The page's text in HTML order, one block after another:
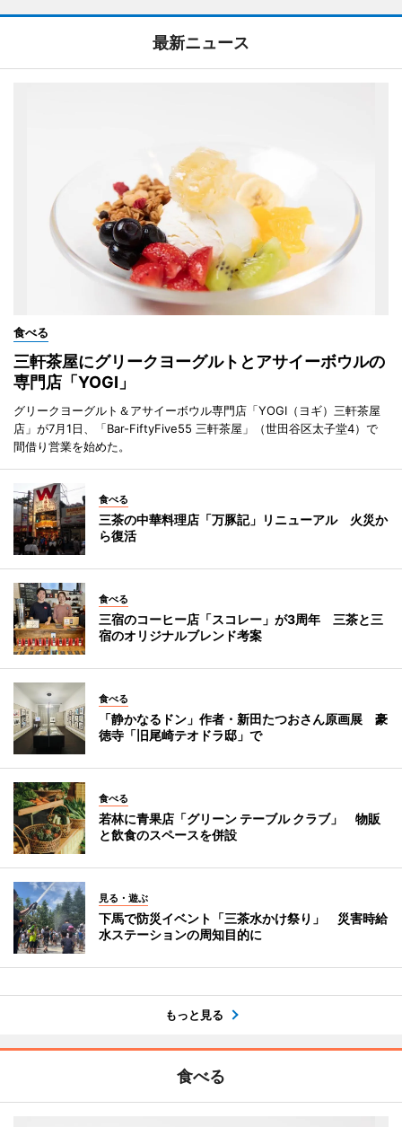
最新ニュース
食べる
三軒茶屋にグリークヨーグルトとアサイーボウルの
専門店「YOGI」
グリークヨーグルト＆アサイーボウル専門店「YOGI（ヨギ）三軒茶屋
店」が7月1日、「Bar-FiftyFive55 三軒茶屋」（世田谷区太子堂4）で
間借り営業を始めた。
食べる
三茶の中華料理店「万豚記」リニューアル 火災か
ら復活
食べる
三宿のコーヒー店「スコレー」が3周年 三茶と三
宿のオリジナルブレンド考案
食べる
「静かなるドン」作者・新田たつおさん原画展 豪
徳寺「旧尾崎テオドラ邸」で
食べる
若林に青果店「グリーン テーブル クラブ」 物販
と飲食のスペースを併設
見る・遊ぶ
下馬で防災イベント「三茶水かけ祭り」 災害時給
水ステーションの周知目的に
もっと見る
食べる